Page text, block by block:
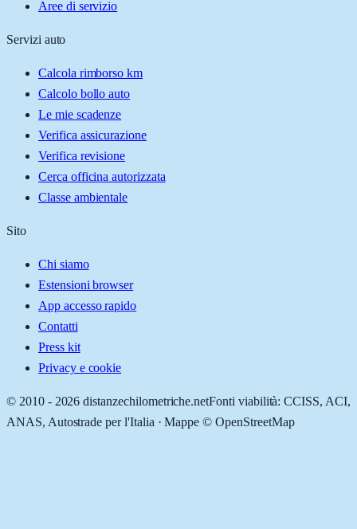
Aree di servizio
Servizi auto
Calcola rimborso km
Calcolo bollo auto
Le mie scadenze
Verifica assicurazione
Verifica revisione
Cerca officina autorizzata
Classe ambientale
Sito
Chi siamo
Estensioni browser
App accesso rapido
Contatti
Press kit
Privacy e cookie
© 2010 - 2026 distanzechilometriche.netFonti viabilità: CCISS, ACI,
ANAS, Autostrade per l'Italia · Mappe © OpenStreetMap